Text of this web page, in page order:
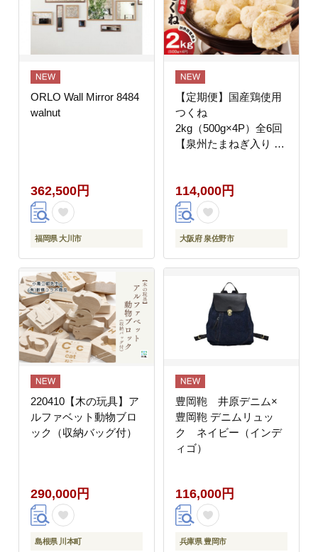
ORLO Wall Mirror 8484
walnut
362,500円
福岡県 大川市
【定期便】国産鶏使用
つくね
2kg（500g×4P）全6回
【泉州たまねぎ入り 冷
114,000円
大阪府 泉佐野市
220410【木の玩具】ア
ルファベット動物ブロ
ック（収納バッグ付）
290,000円
島根県 川本町
豊岡鞄 井原デニム×
豊岡鞄 デニムリュッ
ク ネイビー（インデ
ィゴ）
116,000円
兵庫県 豊岡市